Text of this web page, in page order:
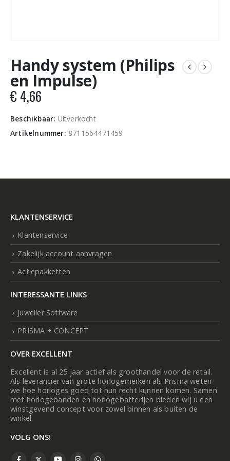
Handy system (Philips
en Impulse)
€ 4,66
Beschikbaar: Uitverkocht
Artikelnummer: 8711564471459
KLANTENSERVICE
Klantenservice
Zakelijk account aanvragen
Actiepakketten
INTERESSANTE LINKS
Juwelier Software
PRISMA + CONCEPT
OVER EXCELLENT
Excellent is al 25 jaar actief als groothandel voor de retail.
Als leverancier van grote horlogemerken als Prisma weten
we hoe horloges goed tot hun recht kunnen komen. Samen
met horlogebanden en horlogebatterijen bieden wij u een
winstgevend concept voor zowel binnen als buiten de
winkel.
VOLG ONS!